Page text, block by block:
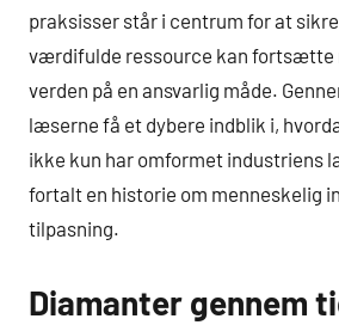
praksisser står i centrum for at
værdifulde ressource kan fortsætte
verden på en ansvarlig måde.
læserne få et dybere indblik i,
ikke kun har omformet industriens
fortalt en historie om menneskelig
tilpasning.
Diamanter gennem